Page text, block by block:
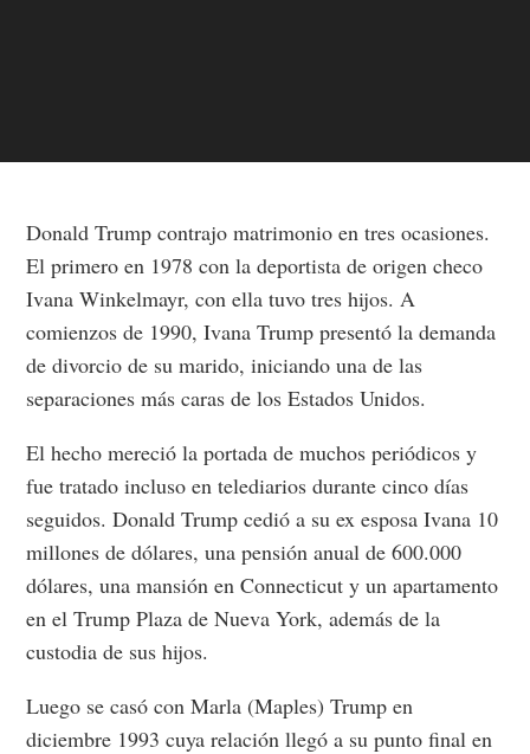
Donald Trump contrajo matrimonio en tres ocasiones.
El primero en 1978 con la deportista de origen checo
Ivana Winkelmayr, con ella tuvo tres hijos. A
comienzos de 1990, Ivana Trump presentó la demanda
de divorcio de su marido, iniciando una de las
separaciones más caras de los Estados Unidos.
El hecho mereció la portada de muchos periódicos y
fue tratado incluso en telediarios durante cinco días
seguidos. Donald Trump cedió a su ex esposa Ivana 10
millones de dólares, una pensión anual de 600.000
dólares, una mansión en Connecticut y un apartamento
en el Trump Plaza de Nueva York, además de la
custodia de sus hijos.
Luego se casó con Marla (Maples) Trump en
diciembre 1993 cuya relación llegó a su punto final en